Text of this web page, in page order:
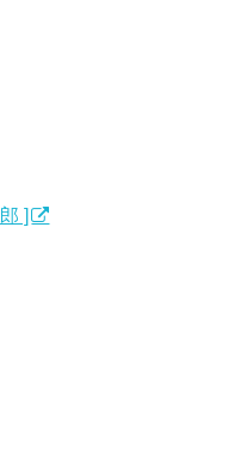
]